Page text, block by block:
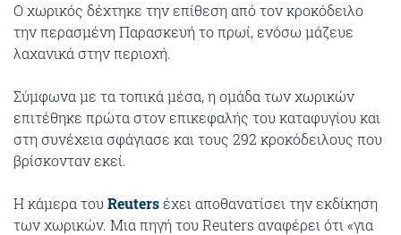
Ο χωρικός δέχτηκε την επίθεση από τον κροκόδειλο
την περασμένη Παρασκευή το πρωί, ενόσω μάζευε
λαχανικά στην περιοχή.
Σύμφωνα με τα τοπικά μέσα, η ομάδα των χωρικών
επιτέθηκε πρώτα στον επικεφαλής του καταφυγίου και
στη συνέχεια σφάγιασε και τους 292 κροκόδειλους που
βρίσκονταν εκεί.
H κάμερα τουReutersέχει αποθανατίσει την εκδίκηση
των χωρικών. Μια πηγή του Reuters αναφέρει ότι «για